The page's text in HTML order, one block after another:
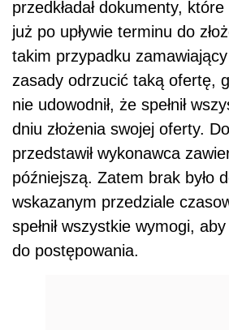
przedkładał dokumenty,
już po upływie terminu do
takim przypadku
zasady odrzucić taką ofertę,
nie udowodnił, że spełnił
dniu złożenia swojej oferty.
przedstawił wykonawca
późniejszą. Zatem brak było
wskazanym przedziale
spełnił wszystkie wymogi,
do postępowania.